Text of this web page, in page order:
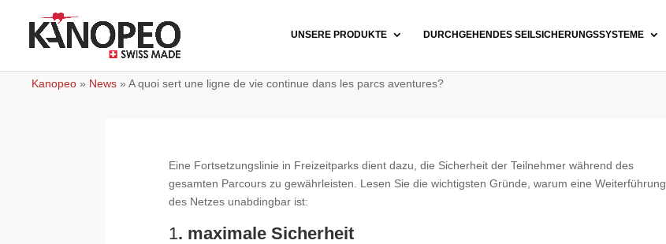
UNSERE PRODUKTE DURCHGEHENDES SEILSICHERUNGSSYSTEME
Kanopeo » News » A quoi sert une ligne de vie continue dans les parcs aventures?
Eine Fortsetzungslinie in Freizeitparks dient dazu, die Sicherheit der Teilnehmer während des
gesamten Parcours zu gewährleisten. Lesen Sie die wichtigsten Gründe, warum eine Weiterführung
des Netzes unabdingbar ist:
1. maximale Sicherheit